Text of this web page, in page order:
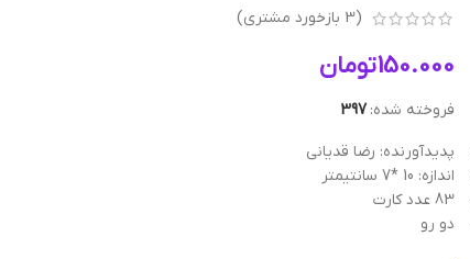
(
3 بازخورد مشتری)
150.000تومان
فروخته شده:397
پدیدآورنده: رضا قدیانی
اندازه: 10 *7 سانتیمتر
83 عدد کارت
دو رو